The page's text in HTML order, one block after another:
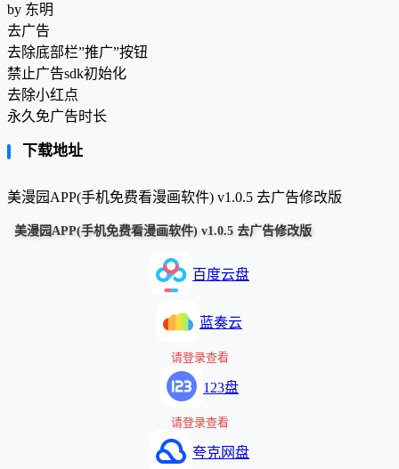
by 东明
去广告
去除底部栏”推广”按钮
禁止广告sdk初始化
去除小红点
永久免广告时长
下载地址
美漫园APP(手机免费看漫画软件) v1.0.5 去广告修改版
美漫园APP(手机免费看漫画软件) v1.0.5 去广告修改版
百度云盘
蓝奏云
请登录查看
123盘
请登录查看
夸克网盘